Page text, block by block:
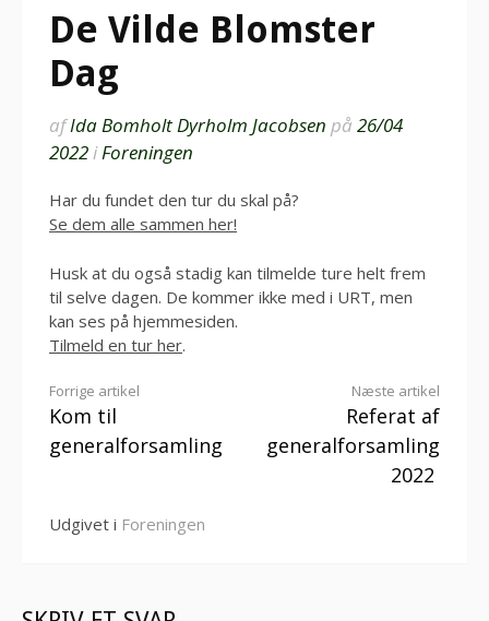
De Vilde Blomster
Dag
afIda Bomholt Dyrholm Jacobsen på 26/04
2022iForeningen
Har du fundet den tur du skal på?
Se dem alle sammen her!
Husk at du også stadig kan tilmelde ture helt frem
til selve dagen. De kommer ikke med i URT, men
kan ses på hjemmesiden.
Tilmeld en tur her.
Læs
videre
Forrige artikel
Kom til
generalforsamling
Næste artikel
Referat af
generalforsamling
2022
Udgivet i Foreningen